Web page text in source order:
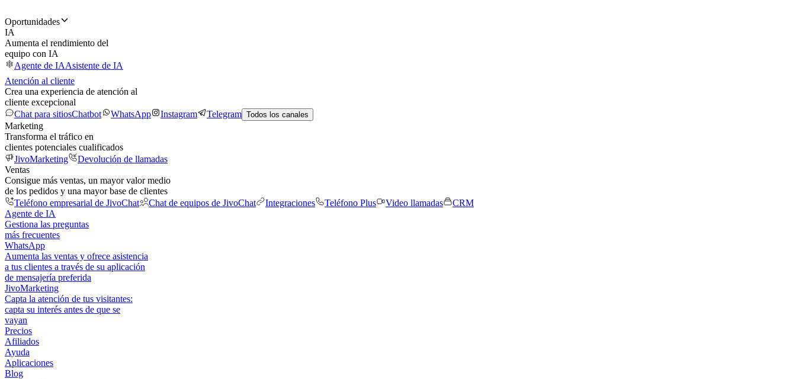
Oportunidades
IA
Aumenta el rendimiento del
equipo con IA
Agente de IAAsistente de IA
Atención al cliente
Crea una experiencia de atención al
cliente excepcional
Chat para sitiosChatbot WhatsApp Instagram Telegram Todos los canales
Marketing
Transforma el tráfico en
clientes potenciales cualificados
JivoMarketing
Devolución de llamadas
Ventas
Consigue más ventas, un mayor valor medio
de los pedidos y una mayor base de clientes
Teléfono empresarial de JivoChat
Chat de equipos de JivoChat Integraciones Teléfono Plus Video llamadas
CRM
Agente de IA
Gestiona las preguntas
más frecuentes
WhatsApp
Aumenta las ventas y ofrece asistencia
a tus clientes a través de su aplicación
de mensajería preferida
JivoMarketing
Capta la atención de tus visitantes:
capta su interés antes de que se
vayan
Precios
Afiliados
Ayuda
Aplicaciones
Blog